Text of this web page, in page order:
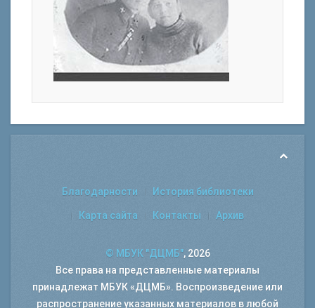
Благодарности История библиотеки
Карта сайта Контакты Архив
© МБУК "ДЦМБ", 2026
Все права на представленные материалы
принадлежат МБУК «ДЦМБ». Воспроизведение или
распространение указанных материалов в любой